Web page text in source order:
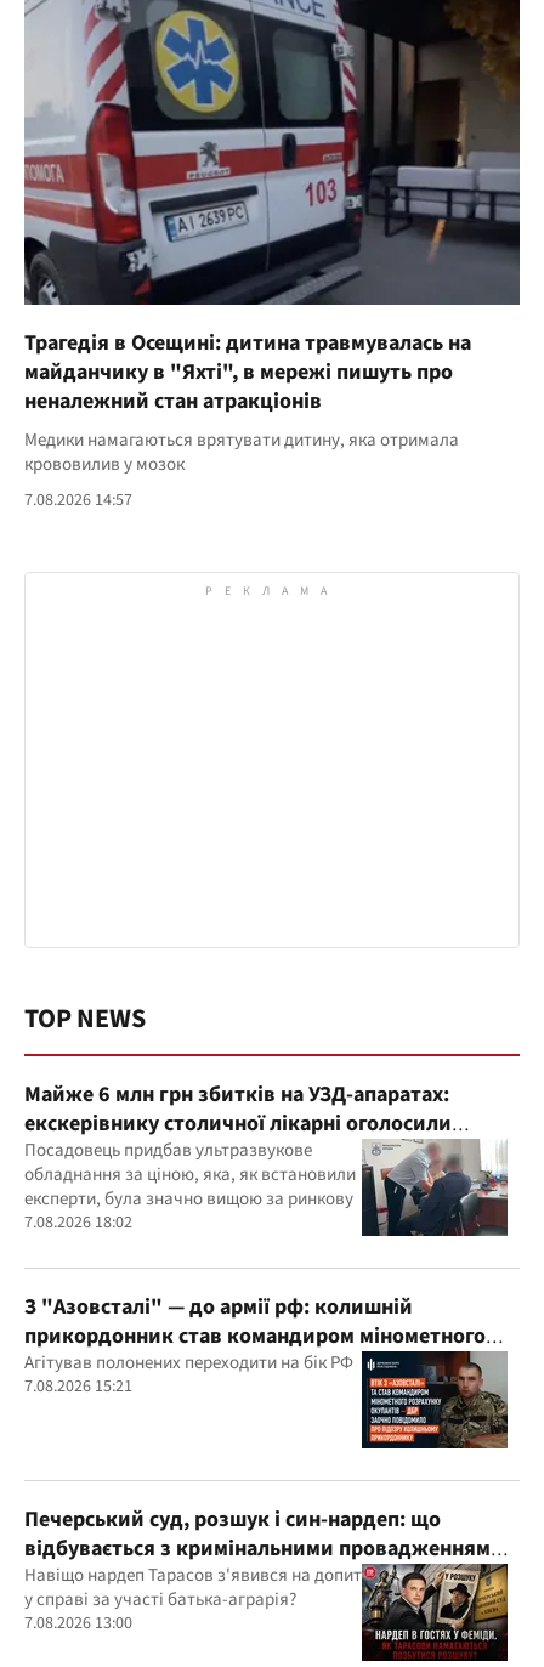
Трагедія в Осещині: дитина травмувалась на
майданчику в "Яхті", в мережі пишуть про
неналежний стан атракціонів
Медики намагаються врятувати дитину, яка отримала
крововилив у мозок
7.08.2026 14:57
TOP NEWS
Майже 6 млн грн збитків на УЗД-апаратах:
екскерівнику столичної лікарні оголосили
підозру
Посадовець придбав ультразвукове
обладнання за ціною, яка, як встановили
експерти, була значно вищою за ринкову
7.08.2026 18:02
З "Азовсталі" — до армії рф: колишній
прикордонник став командиром мінометного
розрахунку окупантів
Агітував полонених переходити на бік РФ
7.08.2026 15:21
Печерський суд, розшук і син-нардеп: що
відбувається з кримінальними провадженнями
за участі агробарона Тарасова?
Навіщо нардеп Тарасов з'явився на допит
у справі за участі батька-аграрія?
7.08.2026 13:00